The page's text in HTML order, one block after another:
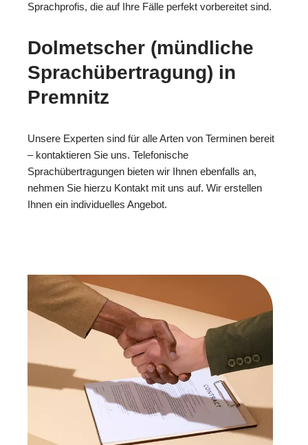
Sprachprofis, die auf Ihre Fälle perfekt vorbereitet sind.
Dolmetscher (mündliche
Sprachübertragung) in
Premnitz
Unsere Experten sind für alle Arten von Terminen bereit
– kontaktieren Sie uns. Telefonische
Sprachübertragungen bieten wir Ihnen ebenfalls an,
nehmen Sie hierzu Kontakt mit uns auf. Wir erstellen
Ihnen ein individuelles Angebot.